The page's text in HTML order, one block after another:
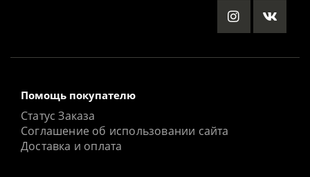
Помощь покупателю
Статус Заказа
Соглашение об использовании сайта
Доставка и оплата